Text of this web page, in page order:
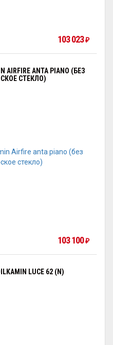
103 023₽
ANTA PIANO (БЕЗ
СТЕКЛО)
103 100₽
LUCE 62 (N)